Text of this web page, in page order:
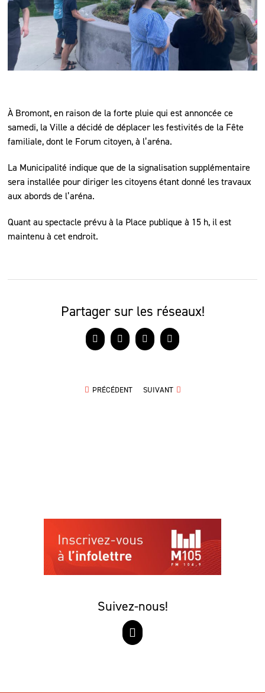
À Bromont, en raison de la forte pluie qui est annoncée ce
samedi, la Ville a décidé de déplacer les festivités de la Fête
familiale, dont le Forum citoyen, à l’aréna.
La Municipalité indique que de la signalisation supplémentaire
sera installée pour diriger les citoyens étant donné les travaux
aux abords de l’aréna.
Quant au spectacle prévu à la Place publique à 15 h, il est
maintenu à cet endroit.
Partager sur les réseaux!
Facebook
X LinkedInCourriel
PRÉCÉDENT SUIVANT
Suivez-nous!